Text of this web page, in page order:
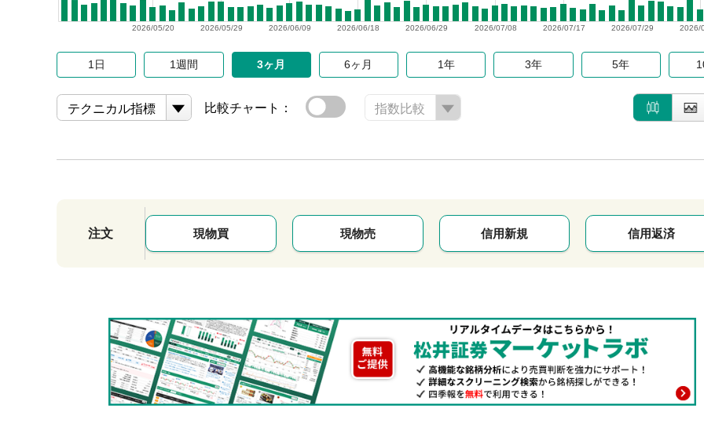
2026/
2026/07/29
2026/07/17
2026/07/08
2026/06/29
2026/06/18
2026/06/09
2026/05/29
2026/05/20
1日 1週間 3ヶ月 6ヶ月 1年 3年 5年
テクニカル指標 比較チャート： 指数比較
注文 現物買 現物売 信用新規 信用返済